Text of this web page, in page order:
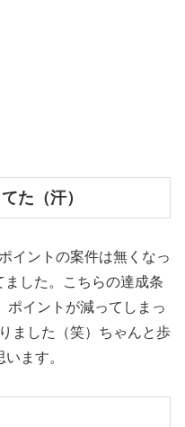
た（汗）
イントの案件は無くなっ
した。こちらの達成条
ポイントが減ってしまっ
ました（笑）ちゃんと歩
ます。